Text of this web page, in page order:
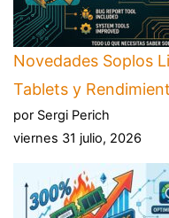
Novedades Soplos
Tablets y
por Sergi Perich
viernes 31 julio, 2026